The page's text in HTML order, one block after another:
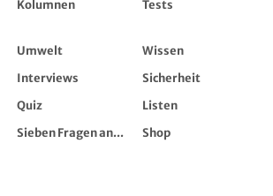
Kolumnen Tests
Umwelt
Wissen
Interviews
Sicherheit
Quiz
Listen
Sieben Fragen an...
Shop